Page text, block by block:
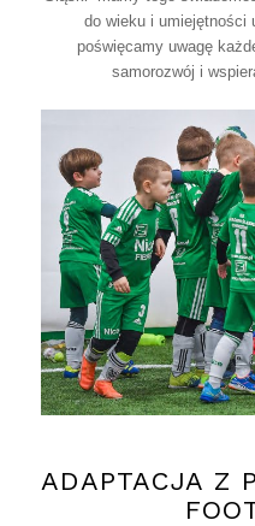
do wieku i
poświęcamy uwagę
samorozwój i
ADAPTACJA Z